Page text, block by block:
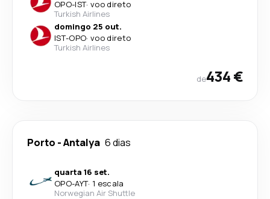
OPO-IST· voo direto
Turkish Airlines
domingo 25 out.
IST-OPO· voo direto
Turkish Airlines
de434 €
Porto -Antalya 6 dias
quarta 16 set.
OPO-AYT· 1 escala
Norwegian Air Shuttle